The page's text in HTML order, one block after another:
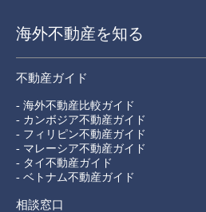
海外不動産を知る
不動産ガイド
- 海外不動産比較ガイド
- カンボジア不動産ガイド
- フィリピン不動産ガイド
- マレーシア不動産ガイド
- タイ不動産ガイド
- ベトナム不動産ガイド
相談窓口